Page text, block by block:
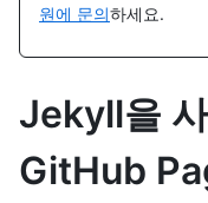
원에 문의하세요.
Jekyll을
GitHub